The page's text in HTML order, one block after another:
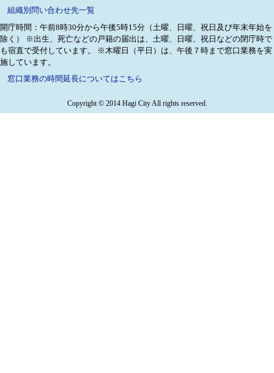
組織別問い合わせ先一覧
開庁時間：午前8時30分から午後5時15分（土曜、日曜、祝日及び年末年始を
除く）
※出生、死亡などの戸籍の届出は、土曜、日曜、祝日などの閉庁時で
も宿直で受付しています。
※木曜日（平日）は、午後７時まで窓口業務を実
施しています。
窓口業務の時間延長についてはこちら
Copyright © 2014 Hagi City All rights reserved.